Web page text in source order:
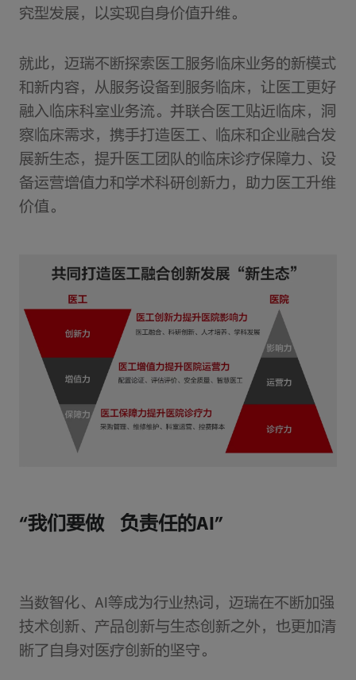
究型发展，以实现自身价值升维。
就此，迈瑞不断探索医工服务临床业务的新模式
和新内容，从服务设备到服务临床，让医工更好
融入临床科室业务流。并联合医工贴近临床，洞
察临床需求，携手打造医工、临床和企业融合发
展新生态，提升医工团队的临床诊疗保障力、设
备运营增值力和学术科研创新力，助力医工升维
价值。
“我们要做 负责任的AI”
当数智化、AI等成为行业热词，迈瑞在不断加强
技术创新、产品创新与生态创新之外，也更加清
晰了自身对医疗创新的坚守。